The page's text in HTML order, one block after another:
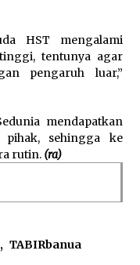
HST mengalami
tentunya agar
pengaruh luar,”
mendapatkan
sehingga ke
rutin. (ra)
, TABIRbanua